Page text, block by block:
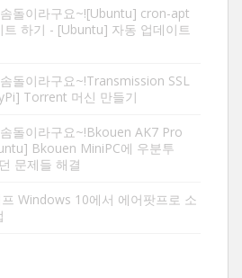
돌이라구요~![Ubuntu] cron-apt
하기 - [Ubuntu] 자동 업데이트
돌이라구요~!Transmission SSL
Torrent 머신 만들기
돌이라구요~!Bkouen AK7 Pro
Bkouen MiniPC에 우분투
문제들 해결
Windows 10에서 에어팟프로 소